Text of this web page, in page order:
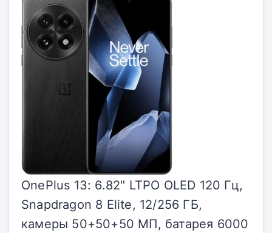
OnePlus 13: 6.82" LTPO OLED 120 Гц,
Snapdragon 8 Elite, 12/256 ГБ,
камеры 50+50+50 МП, батарея 6000